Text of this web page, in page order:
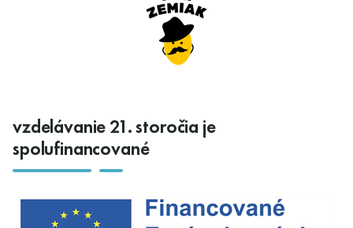
vzdelávanie 21. storočia je
spolufinancované